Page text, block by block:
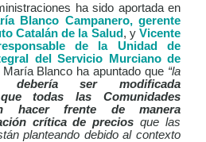
ha sido aportada en
Blanco Campanero, gerente
Catalán de la Salud , yVicente
de la Unidad de
del Servicio Murciano de
Blanco ha apuntado que “la
debería ser modificada
todas las Comunidades
hacer frente de manera
crítica de precios que las
planteando debido al contexto